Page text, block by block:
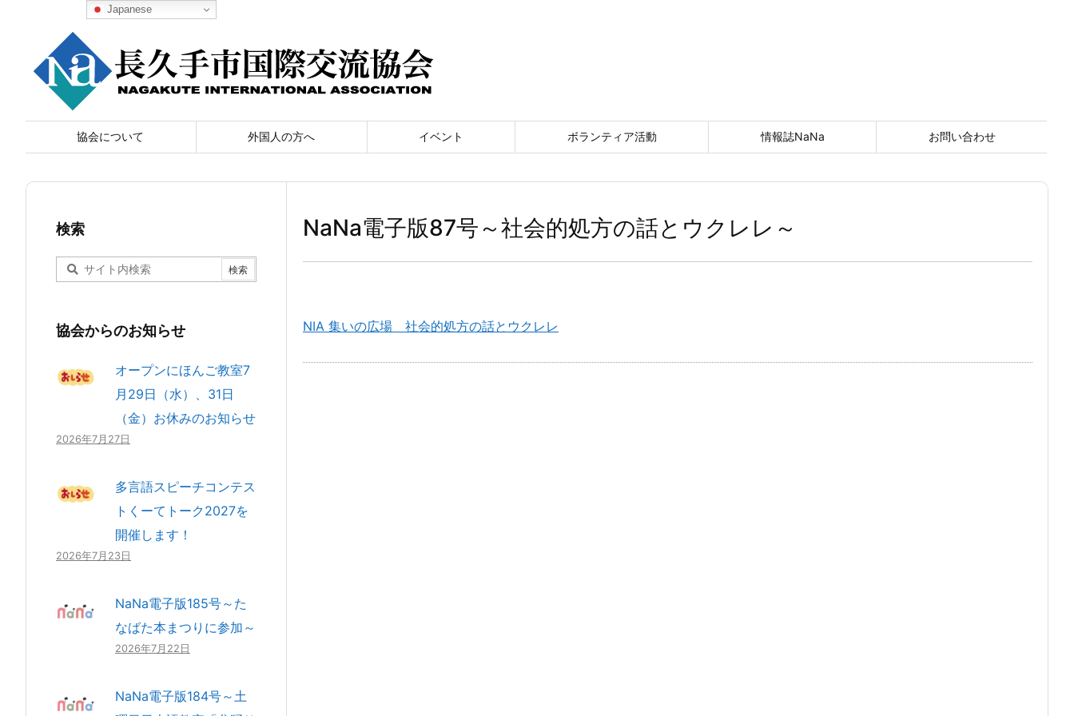
協会について 外国人の方へ イベント ボランティア活動 情報誌NaNa お問い合わせ
NaNa電子版87号～社会的処方の話とウクレレ～
NIA 集いの広場 社会的処方の話とウクレレ
検索
協会からのお知らせ
オープンにほんご教室7
月29日（水）、31日
（金）お休みのお知らせ
2026年7月27日
多言語スピーチコンテス
トくーてトーク2027を
開催します！
2026年7月23日
NaNa電子版185号～た
なばた本まつりに参加～
2026年7月22日
NaNa電子版184号～土
Japanese